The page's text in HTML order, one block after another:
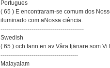
Portugues
( 65 ) E encontraram-se comum dos
iluminado com aNossa ciência.
-------------------------------------------
Swedish
( 65 ) och fann en av Våra tjänare som
----------------------------------------
Malayalam